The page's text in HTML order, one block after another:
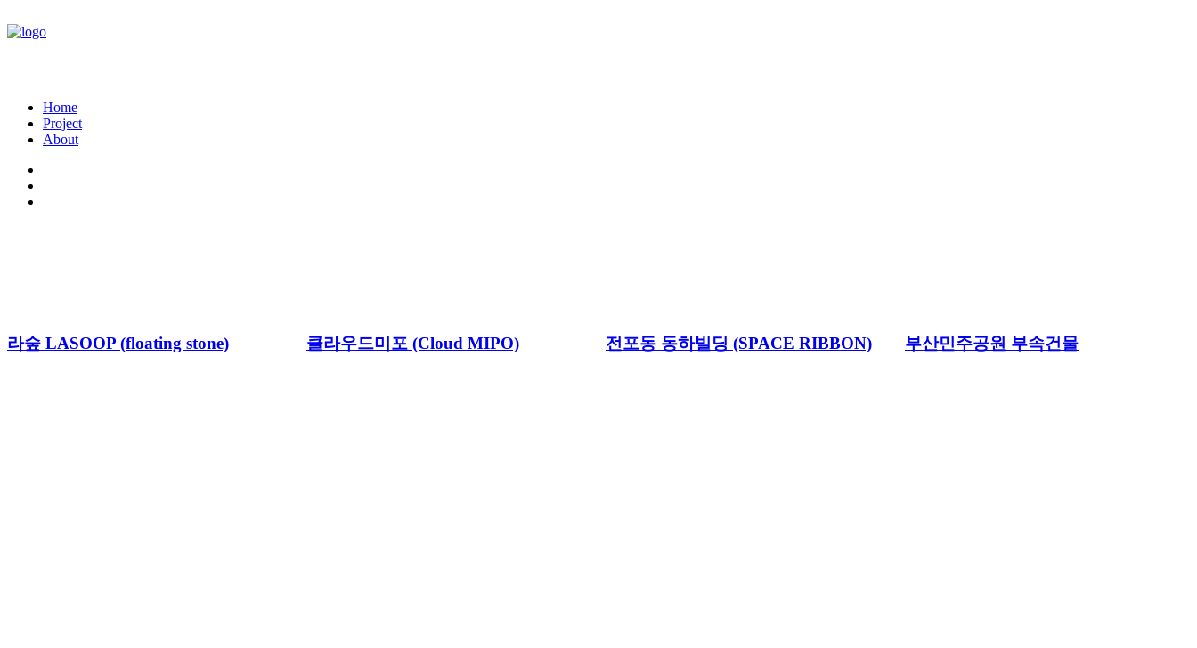
Home
Project
About
라숲 LASOOP (floating stone) 클라우드미포 (Cloud MIPO) 전포동 동하빌딩 (SPACE RIBBON) 부산민주공원 부속건물